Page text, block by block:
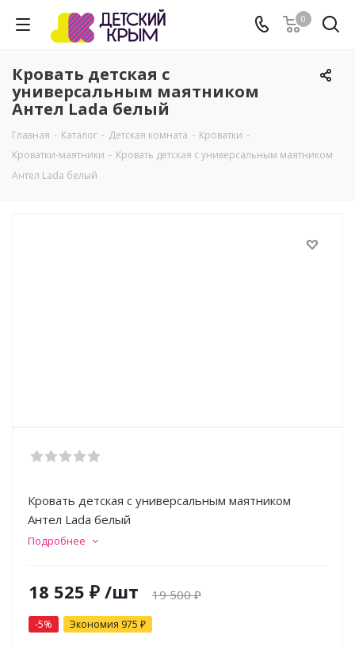
0
Кровать детская с
универсальным маятником
Антел Lada белый
Главная - Каталог - Детская комната - Кроватки -
Кроватки-маятники - Кровать детская с универсальным маятником
Антел Lada белый
Кровать детская с универсальным маятником
Антел Lada белый
Подробнее
18 525 ₽ /шт 19 500₽
-5% Экономия 975 ₽